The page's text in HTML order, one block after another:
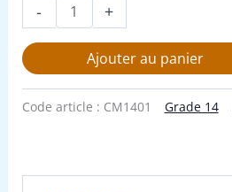
- +
Ajouter au panier
Code article : CM1401 Grade 14